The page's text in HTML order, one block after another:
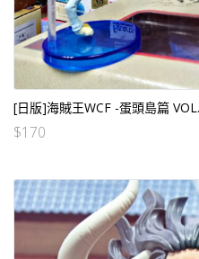
[日版]海賊王WCF -蛋頭島篇
$170